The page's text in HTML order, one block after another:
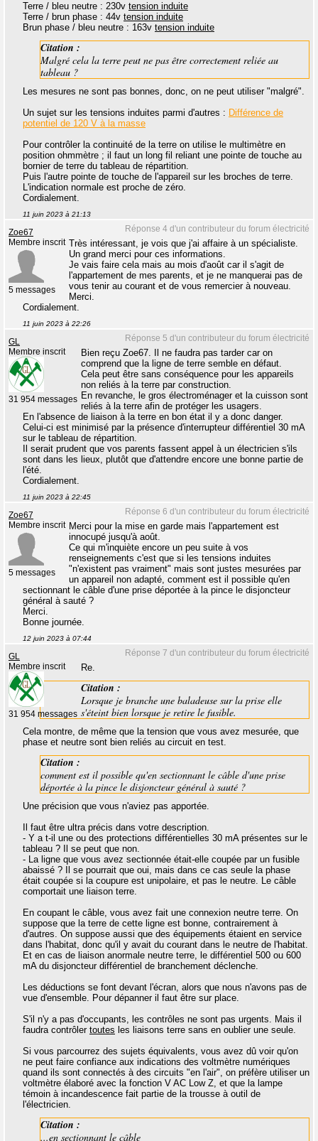
Terre / bleu neutre : 230v tension induite
Terre / brun phase : 44v tension induite
Brun phase / bleu neutre : 163v tension induite
Citation :
Malgré cela la terre peut ne pas être correctement reliée au
tableau ?
Les mesures ne sont pas bonnes, donc, on ne peut utiliser "malgré".
Un sujet sur les tensions induites parmi d'autres : Différence de
potentiel de 120 V à la masse
Pour contrôler la continuité de la terre on utilise le multimètre en
position ohmmètre ; il faut un long fil reliant une pointe de touche au
bornier de terre du tableau de répartition.
Puis l'autre pointe de touche de l'appareil sur les broches de terre.
L'indication normale est proche de zéro.
Cordialement.
11 juin 2023 à 21:13
Réponse 4 d'un contributeur du forum électricité
Zoe67
Membre inscrit
5 messages
Très intéressant, je vois que j'ai affaire à un spécialiste.
Un grand merci pour ces informations.
Je vais faire cela mais au mois d'août car il s'agit de
l'appartement de mes parents, et je ne manquerai pas de
vous tenir au courant et de vous remercier à nouveau.
Merci.
Cordialement.
11 juin 2023 à 22:26
Réponse 5 d'un contributeur du forum électricité
GL
Membre inscrit
31 954 messages
Bien reçu Zoe67. Il ne faudra pas tarder car on
comprend que la ligne de terre semble en défaut.
Cela peut être sans conséquence pour les appareils
non reliés à la terre par construction.
En revanche, le gros électroménager et la cuisson sont
reliés à la terre afin de protéger les usagers.
En l'absence de liaison à la terre en bon état il y a donc danger.
Celui-ci est minimisé par la présence d'interrupteur différentiel 30 mA
sur le tableau de répartition.
Il serait prudent que vos parents fassent appel à un électricien s'ils
sont dans les lieux, plutôt que d'attendre encore une bonne partie de
l'été.
Cordialement.
11 juin 2023 à 22:45
Réponse 6 d'un contributeur du forum électricité
Zoe67
Membre inscrit
5 messages
Merci pour la mise en garde mais l'appartement est
innocupé jusqu'à août.
Ce qui m'inquiète encore un peu suite à vos
renseignements c'est que si les tensions induites
"n'existent pas vraiment" mais sont justes mesurées par
un appareil non adapté, comment est il possible qu'en
sectionnant le câble d'une prise déportée à la pince le disjoncteur
général à sauté ?
Merci.
Bonne journée.
12 juin 2023 à 07:44
Réponse 7 d'un contributeur du forum électricité
GL
Membre inscrit
31 954 messages
Re.
Citation :
Lorsque je branche une baladeuse sur la prise elle
s'éteint bien lorsque je retire le fusible.
Cela montre, de même que la tension que vous avez mesurée, que
phase et neutre sont bien reliés au circuit en test.
Citation :
comment est il possible qu'en sectionnant le câble d'une prise
déportée à la pince le disjoncteur général à sauté ?
Une précision que vous n'aviez pas apportée.
Il faut être ultra précis dans votre description.
- Y a t-il une ou des protections différentielles 30 mA présentes sur le
tableau ? Il se peut que non.
- La ligne que vous avez sectionnée était-elle coupée par un fusible
abaissé ? Il se pourrait que oui, mais dans ce cas seule la phase
était coupée si la coupure est unipolaire, et pas le neutre. Le câble
comportait une liaison terre.
En coupant le câble, vous avez fait une connexion neutre terre. On
suppose que la terre de cette ligne est bonne, contrairement à
d'autres. On suppose aussi que des équipements étaient en service
dans l'habitat, donc qu'il y avait du courant dans le neutre de l'habitat.
Et en cas de liaison anormale neutre terre, le différentiel 500 ou 600
mA du disjoncteur différentiel de branchement déclenche.
Les déductions se font devant l'écran, alors que nous n'avons pas de
vue d'ensemble. Pour dépanner il faut être sur place.
S'il n'y a pas d'occupants, les contrôles ne sont pas urgents. Mais il
faudra contrôler toutes les liaisons terre sans en oublier une seule.
Si vous parcourrez des sujets équivalents, vous avez dû voir qu'on
ne peut faire confiance aux indications des voltmètre numériques
quand ils sont connectés à des circuits "en l'air", on préfère utiliser un
voltmètre élaboré avec la fonction V AC Low Z, et que la lampe
témoin à incandescence fait partie de la trousse à outil de
l'électricien.
Citation :
...en sectionnant le câble